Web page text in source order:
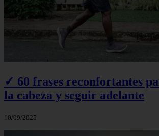
✓ 60 frases reconfortantes
la cabeza y seguir adelante
10/09/2025